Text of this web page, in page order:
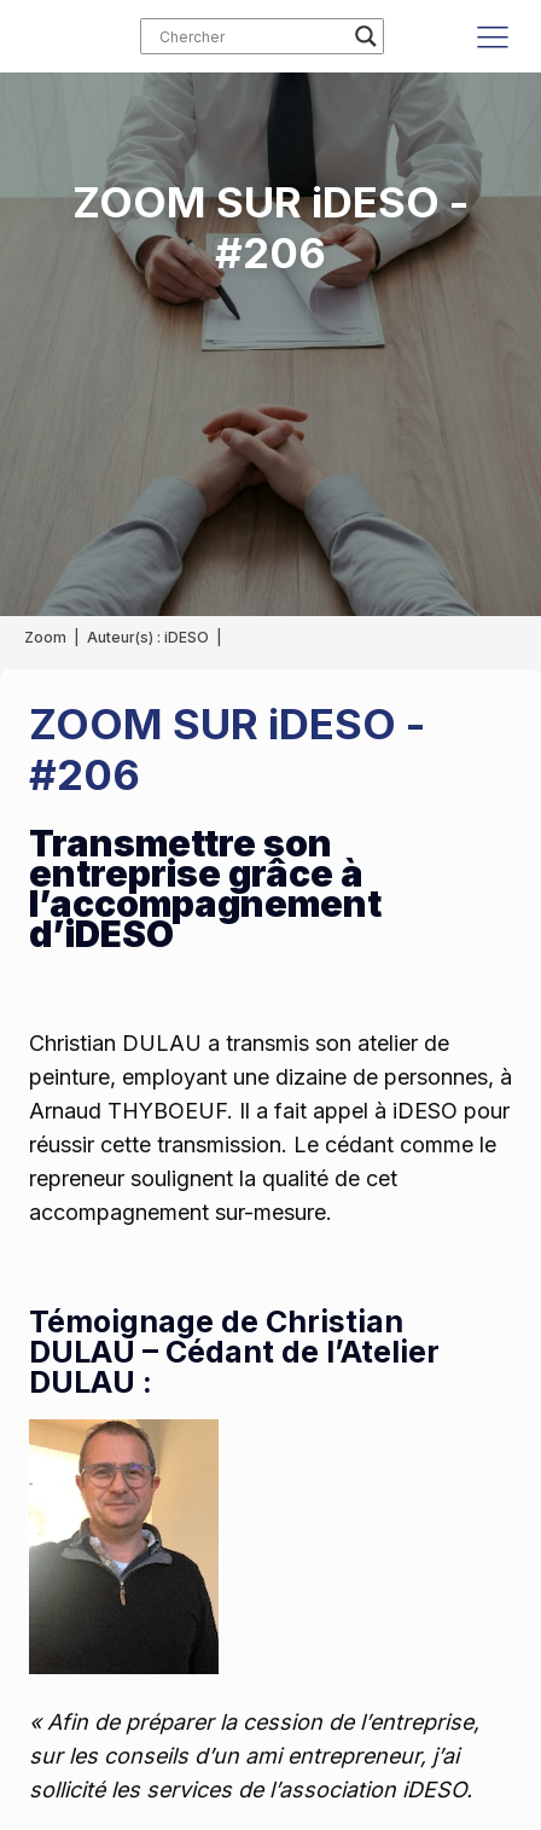
ZOOM SUR iDESO -
#206
Zoom Auteur(s) : iDESO
ZOOM SUR iDESO -
#206
Transmettre son
entreprise grâce à
l’accompagnement
d’iDESO
Christian DULAU a transmis son atelier de
peinture, employant une dizaine de personnes, à
Arnaud THYBOEUF. Il a fait appel à iDESO pour
réussir cette transmission. Le cédant comme le
repreneur soulignent la qualité de cet
accompagnement sur-mesure.
Témoignage de Christian
DULAU – Cédant de l’Atelier
DULAU :
« Afin de préparer la cession de l’entreprise,
sur les conseils d’un ami entrepreneur, j’ai
sollicité les services de l’association iDESO.